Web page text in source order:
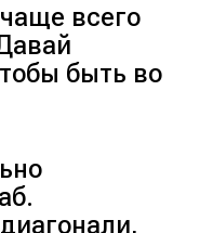
всего
быть во